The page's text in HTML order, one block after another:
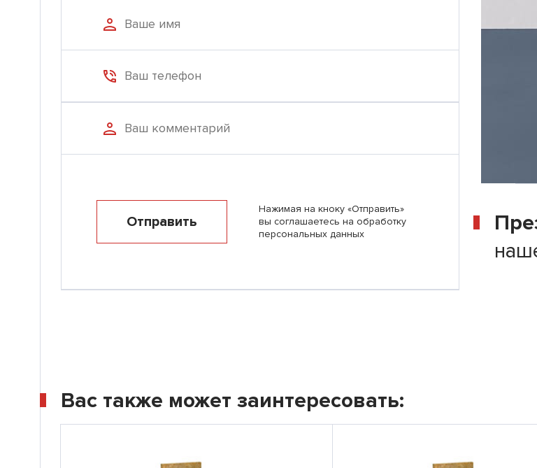
Отправить
Нажимая на кноку «Отправить»
вы соглашаетесь на обработку
персональных данных
Вас также может заинтересовать: